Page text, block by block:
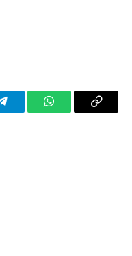
TelegramWhatsAppCopy